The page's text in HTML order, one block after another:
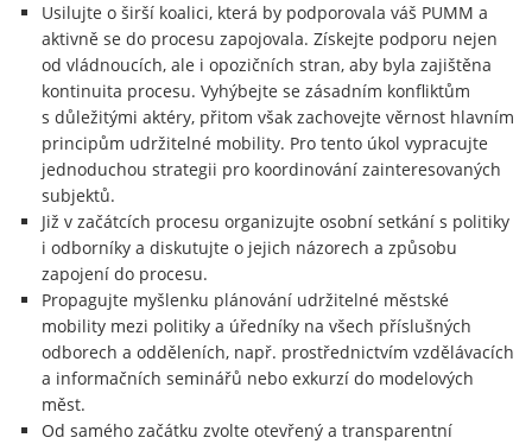
Usilujte o širší koalici, která by podporovala váš PUMM a
aktivně se do procesu zapojovala. Získejte podporu nejen
od vládnoucích, ale i opozičních stran, aby byla zajištěna
kontinuita procesu. Vyhýbejte se zásadním konfliktům
s důležitými aktéry, přitom však zachovejte věrnost hlavním
principům udržitelné mobility. Pro tento úkol vypracujte
jednoduchou strategii pro koordinování zainteresovaných
subjektů.
Již v začátcích procesu organizujte osobní setkání s politiky
i odborníky a diskutujte o jejich názorech a způsobu
zapojení do procesu.
Propagujte myšlenku plánování udržitelné městské
mobility mezi politiky a úředníky na všech příslušných
odborech a odděleních, např. prostřednictvím vzdělávacích
a informačních seminářů nebo exkurzí do modelových
měst.
Od samého začátku zvolte otevřený a transparentní